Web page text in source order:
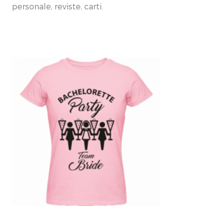
personale, reviste, carti.